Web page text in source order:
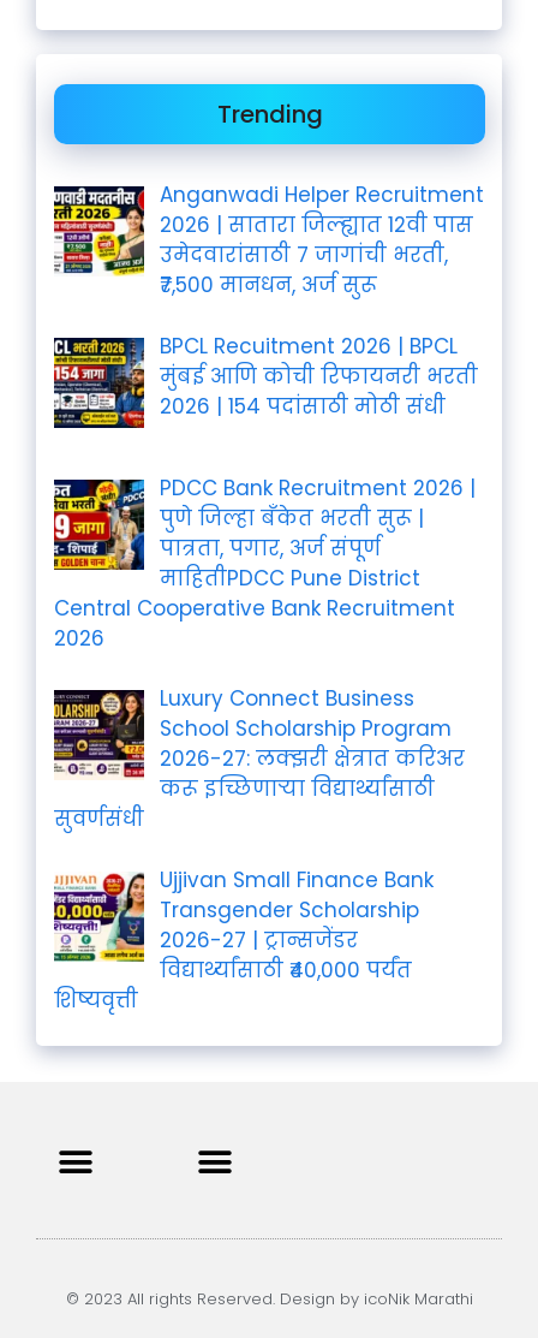
Trending
Anganwadi Helper Recruitment
2026 | सातारा जिल्ह्यात 12वी पास
उमेदवारांसाठी 7 जागांची भरती,
₹7,500 मानधन, अर्ज सुरू
BPCL Recuitment 2026 | BPCL
मुंबई आणि कोची रिफायनरी भरती
2026 | 154 पदांसाठी मोठी संधी
PDCC Bank Recruitment 2026 |
पुणे जिल्हा बँकेत भरती सुरू |
पात्रता, पगार, अर्ज संपूर्ण
माहितीPDCC Pune District
Central Cooperative Bank Recruitment
2026
Luxury Connect Business
School Scholarship Program
2026-27: लक्झरी क्षेत्रात करिअर
करू इच्छिणाऱ्या विद्यार्थ्यांसाठी
सुवर्णसंधी
Ujjivan Small Finance Bank
Transgender Scholarship
2026-27 | ट्रान्सजेंडर
विद्यार्थ्यांसाठी ₹40,000 पर्यंत
शिष्यवृत्ती
© 2023 All rights Reserved. Design by icoNik Marathi